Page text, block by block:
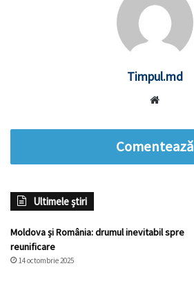
Timpul.md
Comentează
Ultimele știri
Moldova și România: drumul inevitabil spre
reunificare
14 octombrie 2025